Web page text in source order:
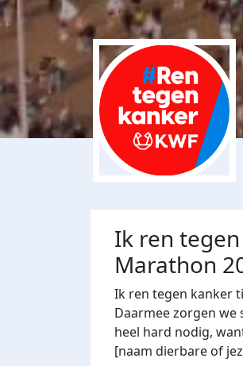
Ik ren
Marathon
Ik ren tegen kanker
Daarmee zorgen we
heel hard nodig,
[naam dierbare of